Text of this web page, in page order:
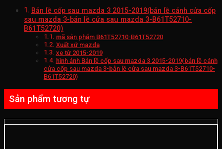
Bản lề cốp sau mazda 3 2015-2019(bản lề cánh cửa cốp
sau mazda 3-bản lề cửa sau mazda 3-B61T52710-
B61T52720)
mã sản phẩm B61T52710-B61T52720
Xuất xứ mazda
xe từ 2015-2019
hình ảnh Bản lề cốp sau mazda 3 2015-2019(bản lề cánh
cửa cốp sau mazda 3-bản lề cửa sau mazda 3-B61T52710-
B61T52720)
Sản phẩm tương tự